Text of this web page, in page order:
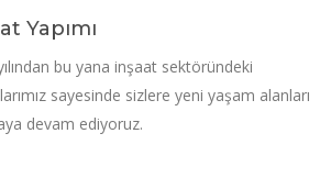
Yapımı
bu yana inşaat sektöründeki
sayesinde sizlere yeni yaşam alanları
devam ediyoruz.